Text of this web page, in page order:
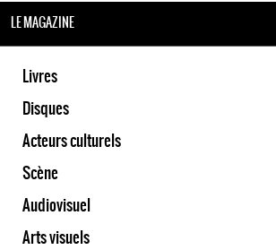
LE MAGAZINE
Livres
Disques
Acteurs culturels
Scène
Audiovisuel
Arts visuels